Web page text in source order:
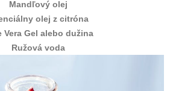
Mandľový olej
olej z citróna
Vera Gel alebo dužina
Ružová voda